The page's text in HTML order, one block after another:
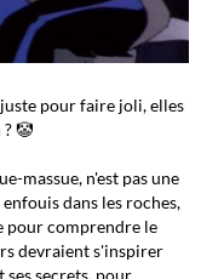
juste pour faire joli, elles
🤡
massue, n'est pas une
dans les roches,
pour comprendre le
devraient s'inspirer
ses secrets, pour